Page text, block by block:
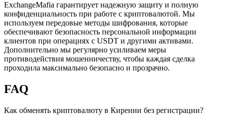
ExchangeMafia гарантирует надежную защиту и полную
конфиденциальность при работе с криптовалютой. Мы
используем передовые методы шифрования, которые
обеспечивают безопасность персональной информации
клиентов при операциях с USDT и другими активами.
Дополнительно мы регулярно усиливаем меры
противодействия мошенничеству, чтобы каждая сделка
проходила максимально безопасно и прозрачно.
FAQ
Как обменять криптовалюту в Кирении без регистрации?